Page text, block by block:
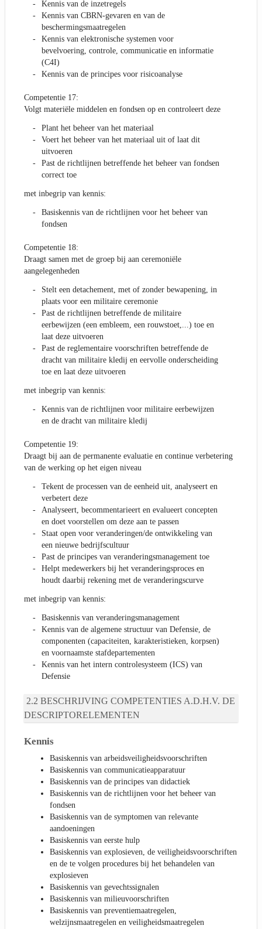
Kennis van de inzetregels
Kennis van CBRN-gevaren en van de
beschermingsmaatregelen
Kennis van elektronische systemen voor
bevelvoering, controle, communicatie en informatie
(C4I)
Kennis van de principes voor risicoanalyse
Competentie 17:
Volgt materiële middelen en fondsen op en controleert deze
Plant het beheer van het materiaal
Voert het beheer van het materiaal uit of laat dit
uitvoeren
Past de richtlijnen betreffende het beheer van fondsen
correct toe
met inbegrip van kennis:
Basiskennis van de richtlijnen voor het beheer van
fondsen
Competentie 18:
Draagt samen met de groep bij aan ceremoniële
aangelegenheden
Stelt een detachement, met of zonder bewapening, in
plaats voor een militaire ceremonie
Past de richtlijnen betreffende de militaire
eerbewijzen (een embleem, een rouwstoet,...) toe en
laat deze uitvoeren
Past de reglementaire voorschriften betreffende de
dracht van militaire kledij en eervolle onderscheiding
toe en laat deze uitvoeren
met inbegrip van kennis:
Kennis van de richtlijnen voor militaire eerbewijzen
en de dracht van militaire kledij
Competentie 19:
Draagt bij aan de permanente evaluatie en continue verbetering
van de werking op het eigen niveau
Tekent de processen van de eenheid uit, analyseert en
verbetert deze
Analyseert, becommentarieert en evalueert concepten
en doet voorstellen om deze aan te passen
Staat open voor veranderingen/de ontwikkeling van
een nieuwe bedrijfscultuur
Past de principes van veranderingsmanagement toe
Helpt medewerkers bij het veranderingsproces en
houdt daarbij rekening met de veranderingscurve
met inbegrip van kennis:
Basiskennis van veranderingsmanagement
Kennis van de algemene structuur van Defensie, de
componenten (capaciteiten, karakteristieken, korpsen)
en voornaamste stafdepartementen
Kennis van het intern controlesysteem (ICS) van
Defensie
BESCHRIJVING COMPETENTIES A.D.H.V. DE
DESCRIPTORELEMENTEN
Kennis
Basiskennis van arbeidsveiligheidsvoorschriften
Basiskennis van communicatieapparatuur
Basiskennis van de principes van didactiek
Basiskennis van de richtlijnen voor het beheer van
fondsen
Basiskennis van de symptomen van relevante
aandoeningen
Basiskennis van eerste hulp
Basiskennis van explosieven, de veiligheidsvoorschriften
en de te volgen procedures bij het behandelen van
explosieven
Basiskennis van gevechtssignalen
Basiskennis van milieuvoorschriften
Basiskennis van preventiemaatregelen,
welzijnsmaatregelen en veiligheidsmaatregelen